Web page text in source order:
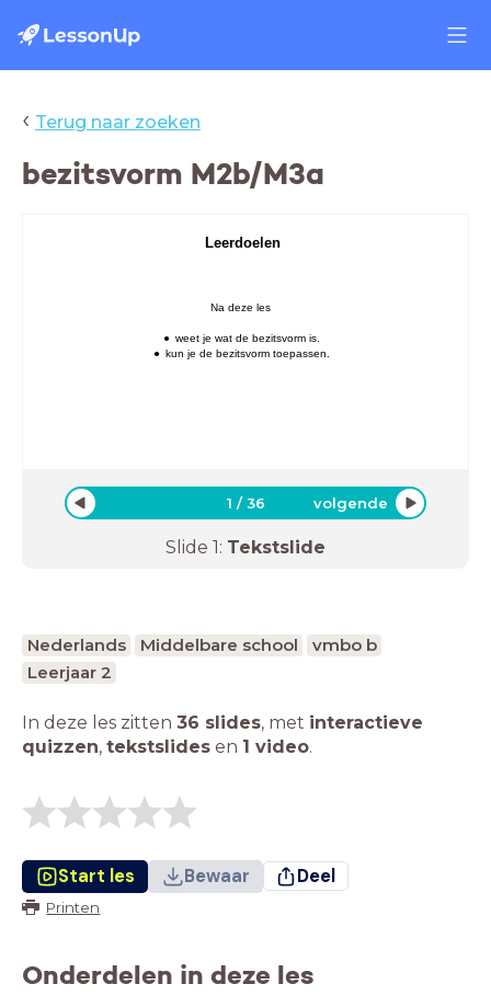
‹ Terug naar zoeken
bezitsvorm M2b/M3a
Leerdoelen
Na deze les
weet je wat de bezitsvorm is.
kun je de bezitsvorm toepassen.
1 /36 volgende
Slide 1: Tekstslide
Nederlands Middelbare school
vmbo b
Leerjaar 2
In deze les zitten 36 slides, met interactieve
quizzen, tekstslides en 1 video.
Start les Bewaar Deel
Printen
Onderdelen in deze les